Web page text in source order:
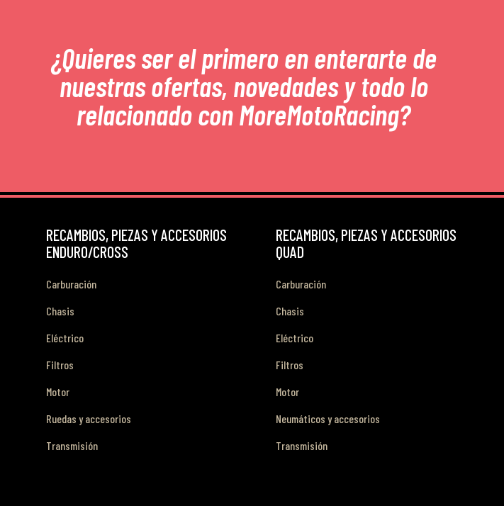
¿Quieres ser el primero en enterarte de
nuestras ofertas, novedades y todo lo
relacionado con MoreMotoRacing?
RECAMBIOS, PIEZAS Y ACCESORIOS
ENDURO/CROSS
Carburación
Chasis
Eléctrico
Filtros
Motor
Ruedas y accesorios
Transmisión
RECAMBIOS, PIEZAS Y ACCESORIOS
QUAD
Carburación
Chasis
Eléctrico
Filtros
Motor
Neumáticos y accesorios
Transmisión